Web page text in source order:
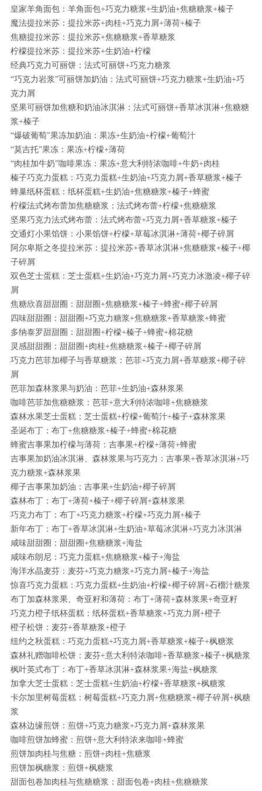
皇家羊角面包：羊角面包+巧克力糖浆+生奶油+焦糖糖浆+榛子
魔法提拉米苏：提拉米苏+肉桂+巧克力屑+薄荷+榛子
焦糖提拉米苏：提拉米苏+焦糖糖浆+香草糖浆
柠檬提拉米苏：提拉米苏+生奶油+柠檬
经典巧克力可丽饼：法式可丽饼+巧克力糖浆
“巧克力岩浆”可丽饼加奶油：法式可丽饼+巧克力糖浆+生奶油+巧
克力屑
坚果可丽饼加焦糖和奶油冰淇淋：法式可丽饼+香草冰淇淋+焦糖糖
浆+榛子
“爆破葡萄”果冻加奶油：果冻+生奶油+柠檬+葡萄汁
“莫吉托”果冻：果冻+柠檬+薄荷
“肉桂加牛奶”咖啡果冻：果冻+意大利特浓咖啡+牛奶+肉桂
榛子巧克力蛋糕：巧克力蛋糕+生奶油+巧克力屑+香草糖浆+榛子
蜂巢纸杯蛋糕：纸杯蛋糕+生奶油+焦糖糖浆+榛子+蜂蜜
柠檬法式烤布蕾加焦糖糖浆：法式烤布蕾+柠檬+焦糖糖浆
坚果巧克力法式烤布蕾：法式烤布蕾+巧克力屑+香草糖浆+榛子
交通灯小果馅饼：小果馅饼+柠檬+草莓冰淇淋+薄荷+椰子碎屑
阿尔卑斯之冬提拉米苏：提拉米苏+香草冰淇淋+焦糖糖浆+榛子+椰
子碎屑
双色芝士蛋糕：芝士蛋糕+生奶油+巧克力屑+巧克力冰激凌+椰子碎
屑
焦糖欣喜甜甜圈：甜甜圈+焦糖糖浆+榛子+蜂蜜+椰子碎屑
四味甜甜圈：甜甜圈+巧克力糖浆+焦糖糖浆+香草糖浆+蜂蜜
多纳泰罗甜甜圈：甜甜圈+柠檬+榛子+蜂蜜+棉花糖
灵感甜甜圈：甜甜圈+肉桂+焦糖糖浆+榛子+椰子碎屑
巧克力芭菲加椰子与香草糖浆：芭菲+巧克力屑+香草糖浆+椰子碎
屑
芭菲加森林浆果与奶油：芭菲+生奶油+森林浆果
咖啡芭菲加焦糖糖浆：芭菲+意大利特浓咖啡+焦糖糖浆
森林水果芝士蛋糕：芝士蛋糕+柠檬+葡萄汁+榛子+森林浆果
圣诞布丁：布丁+焦糖糖浆+榛子+蜂蜜+棉花糖
蜂蜜吉事果加柠檬与薄荷：吉事果+柠檬+薄荷+蜂蜜
吉事果加奶油冰淇淋、森林浆果与巧克力：吉事果+香草冰淇淋+巧
克力糖浆+森林浆果
椰子吉事果加奶油：吉事果+生奶油+椰子碎屑
森林布丁：布丁+薄荷+榛子+椰子碎屑+森林浆果
巧克力布丁：布丁+巧克力糖浆+柠檬+巧克力屑+榛子
新年布丁：布丁+香草冰淇淋+生奶油+草莓冰淇淋+巧克力冰淇淋
咸味甜甜圈：甜甜圈+焦糖糖浆+海盐
咸味布朗尼：巧克力蛋糕+焦糖糖浆+榛子+海盐
海洋水晶麦芬：麦芬+巧克力糖浆+巧克力屑+榛子+海盐
惊喜巧克力蛋糕：巧克力蛋糕+生奶油+柠檬+椰子碎屑+石榴汁糖浆
布丁加森林浆果、奇亚籽和薄荷：布丁+薄荷+森林浆果+奇亚籽
巧克力橙子纸杯蛋糕：纸杯蛋糕+香草糖浆+巧克力屑+橙子
橙子松饼：麦芬+香草糖浆+橙子
纽约之秋蛋糕：巧克力蛋糕+巧克力屑+香草糖浆+榛子+枫糖浆
森林礼赠咖啡松饼：麦芬+意大利特浓咖啡+香草糖浆+榛子+枫糖浆
枫叶英式布丁：布丁+香草冰淇淋+森林浆果+海盐+枫糖浆
加拿大芝士蛋糕：芝士蛋糕+生奶油+柠檬+香草糖浆+枫糖浆
卡尔加里树莓蛋糕：树莓蛋糕+巧克力屑+焦糖糖浆+椰子碎屑+枫糖
浆
森林边缘煎饼：煎饼+巧克力糖浆+巧克力屑+森林浆果
咖啡煎饼加蜂蜜：煎饼+意大利特浓来咖啡+蜂蜜
煎饼加肉桂与焦糖：煎饼+肉桂+焦糖浆
煎饼加枫糖浆：煎饼+枫糖浆
甜面包卷加肉桂与焦糖糖浆：甜面包卷+肉桂+焦糖糖浆